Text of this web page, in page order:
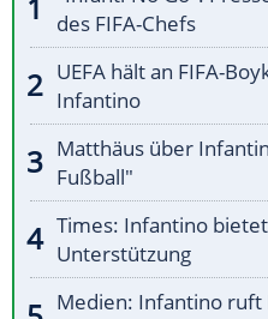
des FIFA-Chefs
UEFA hält an FIFA-
Infantino
Matthäus über
Fußball"
Times: Infantino
Unterstützung
Medien: Infantino ruft